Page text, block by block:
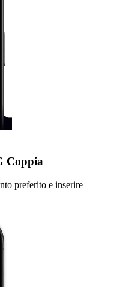
Coppia
preferito e inserire